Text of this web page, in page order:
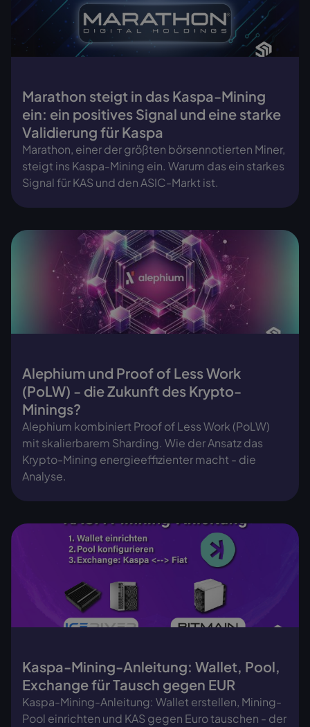
Marathon steigt in das Kaspa-Mining
ein: ein positives Signal und eine starke
Validierung für Kaspa
Marathon, einer der größten börsennotierten Miner,
steigt ins Kaspa-Mining ein. Warum das ein starkes
Signal für KAS und den ASIC-Markt ist.
Alephium und Proof of Less Work
(PoLW) - die Zukunft des Krypto-
Minings?
Alephium kombiniert Proof of Less Work (PoLW)
mit skalierbarem Sharding. Wie der Ansatz das
Krypto-Mining energieeffizienter macht - die
Analyse.
Kaspa-Mining-Anleitung: Wallet, Pool,
Exchange für Tausch gegen EUR
Kaspa-Mining-Anleitung: Wallet erstellen, Mining-
Pool einrichten und KAS gegen Euro tauschen - der